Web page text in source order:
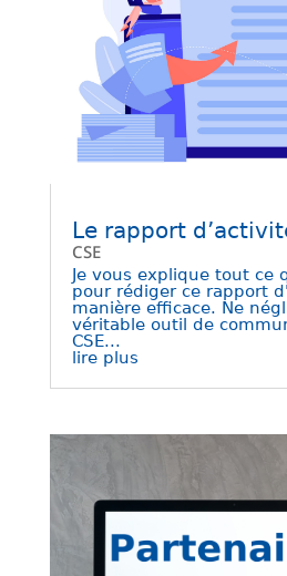
Le rapport
CSE
Je vous explique tout ce
pour rédiger ce rapport
manière efficace. Ne
véritable outil de
CSE...
lire plus